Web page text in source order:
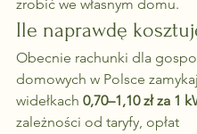
zrobić we własnym domu.
Ile naprawdę
Obecnie rachunki dla
domowych w Polsce
widełkach 0,70–1,10 zł za 1
zależności od taryfy, opłat